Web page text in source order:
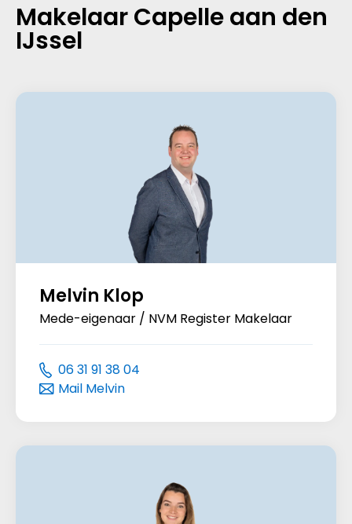
Makelaar Capelle aan den
IJssel
Melvin Klop
Mede-eigenaar / NVM Register Makelaar
06 31 91 38 04
Mail Melvin